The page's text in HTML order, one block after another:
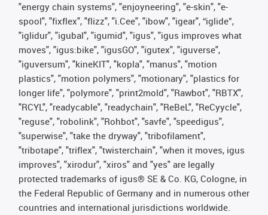
"energy chain systems", "enjoyneering", "e-skin", "e-
spool", "fixflex", "flizz", "i.Cee", "ibow", "igear", “iglide”,
"iglidur", "igubal", "igumid", "igus", "igus improves what
moves", "igus:bike", "igusGO", "igutex", "iguverse",
"iguversum", "kineKIT", "kopla", "manus", "motion
plastics", "motion polymers", "motionary", "plastics for
longer life", "polymore", "print2mold", "Rawbot", "RBTX",
"RCYL", "readycable", "readychain", "ReBeL", "ReCyycle",
"reguse", "robolink", "Rohbot", "savfe", "speedigus",
"superwise", "take the dryway", "tribofilament",
"tribotape", "triflex", "twisterchain", "when it moves, igus
improves", "xirodur", "xiros" and "yes" are legally
protected trademarks of igus® SE & Co. KG, Cologne, in
the Federal Republic of Germany and in numerous other
countries and international jurisdictions worldwide.